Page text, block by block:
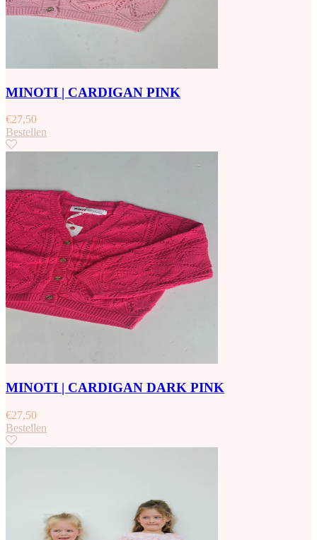
MINOTI | CARDIGAN PINK
€27,50
Bestellen
MINOTI | CARDIGAN DARK PINK
€27,50
Bestellen